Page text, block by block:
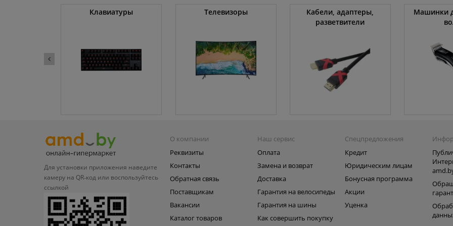
Клавиатуры Телевизоры
Кабели, адаптеры,
разветвители
Машинки
Для установки приложения наведите
камеру на QR‑код или воспользуйтесь
ссылкой
О компании
Реквизиты
Контакты
Обратная связь
Поставщикам
Вакансии
Каталог товаров
Наш сервис
Оплата
Замена и возврат
Доставка
Гарантия на велосипеды
Гарантия на шины
Как совершить покупку
Спецпредложения
Кредит
Юридическим лицам
Бонусная программа
Акции
Уценка